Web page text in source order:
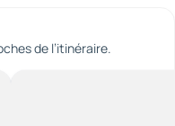
de l’itinéraire.